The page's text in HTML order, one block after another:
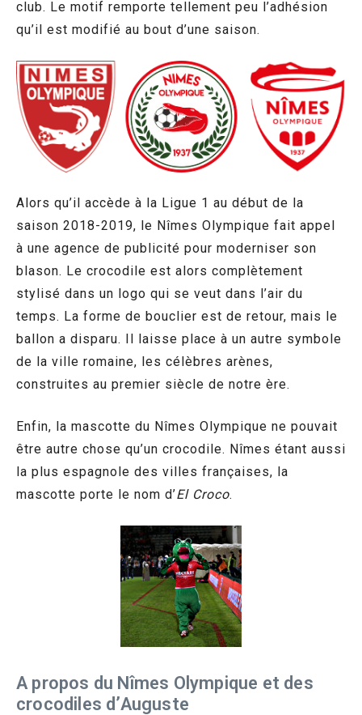
club. Le motif remporte tellement peu l’adhésion
qu’il est modifié au bout d’une saison.
Alors qu’il accède à la Ligue 1 au début de la
saison 2018-2019, le Nîmes Olympique fait appel
à une agence de publicité pour moderniser son
blason. Le crocodile est alors complètement
stylisé dans un logo qui se veut dans l’air du
temps. La forme de bouclier est de retour, mais le
ballon a disparu. Il laisse place à un autre symbole
de la ville romaine, les célèbres arènes,
construites au premier siècle de notre ère.
Enfin, la mascotte du Nîmes Olympique ne pouvait
être autre chose qu’un crocodile. Nîmes étant aussi
la plus espagnole des villes françaises, la
mascotte porte le nom d’El Croco.
A propos du Nîmes Olympique et des
crocodiles d’Auguste